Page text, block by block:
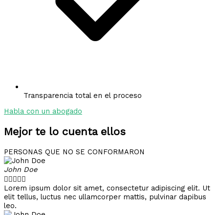
Transparencia total en el proceso
Habla con un abogado
Mejor te lo cuenta ellos
PERSONAS QUE NO SE CONFORMARON
John Doe

Lorem ipsum dolor sit amet, consectetur adipiscing elit. Ut
elit tellus, luctus nec ullamcorper mattis, pulvinar dapibus
leo.